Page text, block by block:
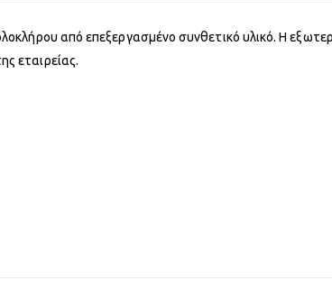
από επεξεργασμένο συνθετικό υλικό. Η
εταιρείας.